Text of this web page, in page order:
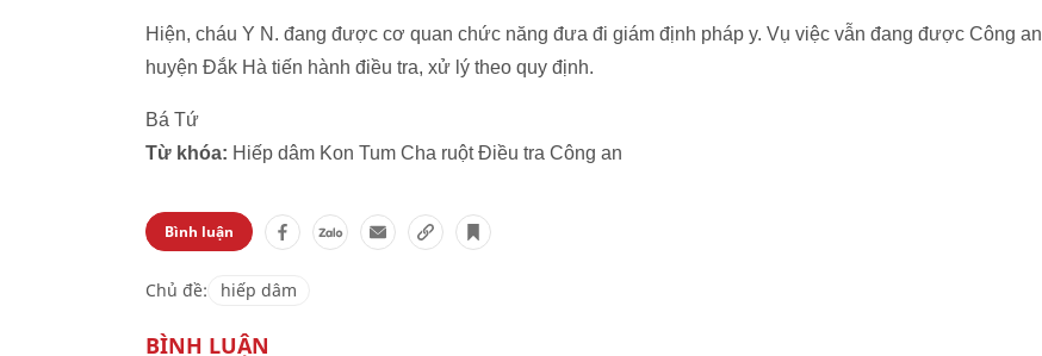
Hiện, cháu Y N. đang được cơ quan chức năng đưa đi giám định pháp y. Vụ việc vẫn đang được Công an
huyện Đắk Hà tiến hành điều tra, xử lý theo quy định.
Bá Tứ
Từ khóa: Hiếp dâm Kon Tum Cha ruột Điều tra Công an
Bình luận
Chủ đề: hiếp dâm